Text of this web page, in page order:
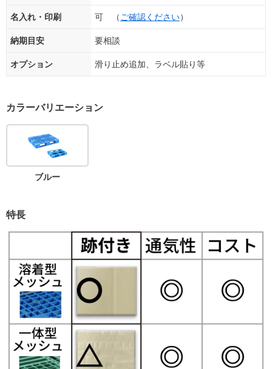
名入れ・印刷 可 （ ご確認ください）
納期目安 要相談
オプション 滑り止め追加、ラベル貼り等
カラーバリエーション
ブルー
特長